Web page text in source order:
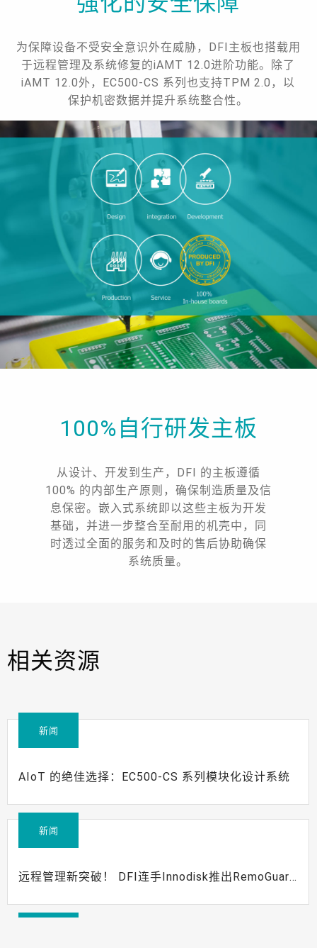
为保障设备不受安全意识外在威胁，DFI主板也搭载用
于远程管理及系统修复的iAMT 12.0进阶功能。除了
iAMT 12.0外，EC500-CS 系列也支持TPM 2.0，以
保护机密数据并提升系统整合性。
100%自行研发主板
从设计、开发到生产，DFI 的主板遵循
100% 的内部生产原则，确保制造质量及信
息保密。嵌入式系统即以这些主板为开发
基础，并进一步整合至耐用的机壳中，同
时透过全面的服务和及时的售后协助确保
系统质量。
相关资源
新闻
AIoT 的绝佳选择：EC500-CS 系列模块化设计系统
新闻
远程管理新突破！ DFI连手Innodisk推出RemoGuard